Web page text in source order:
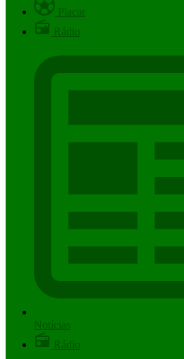
Placar
Rádio
Notícias
Rádio